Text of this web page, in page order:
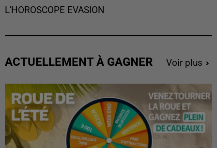
L'HOROSCOPE EVASION
ACTUELLEMENT À GAGNER Voir plus